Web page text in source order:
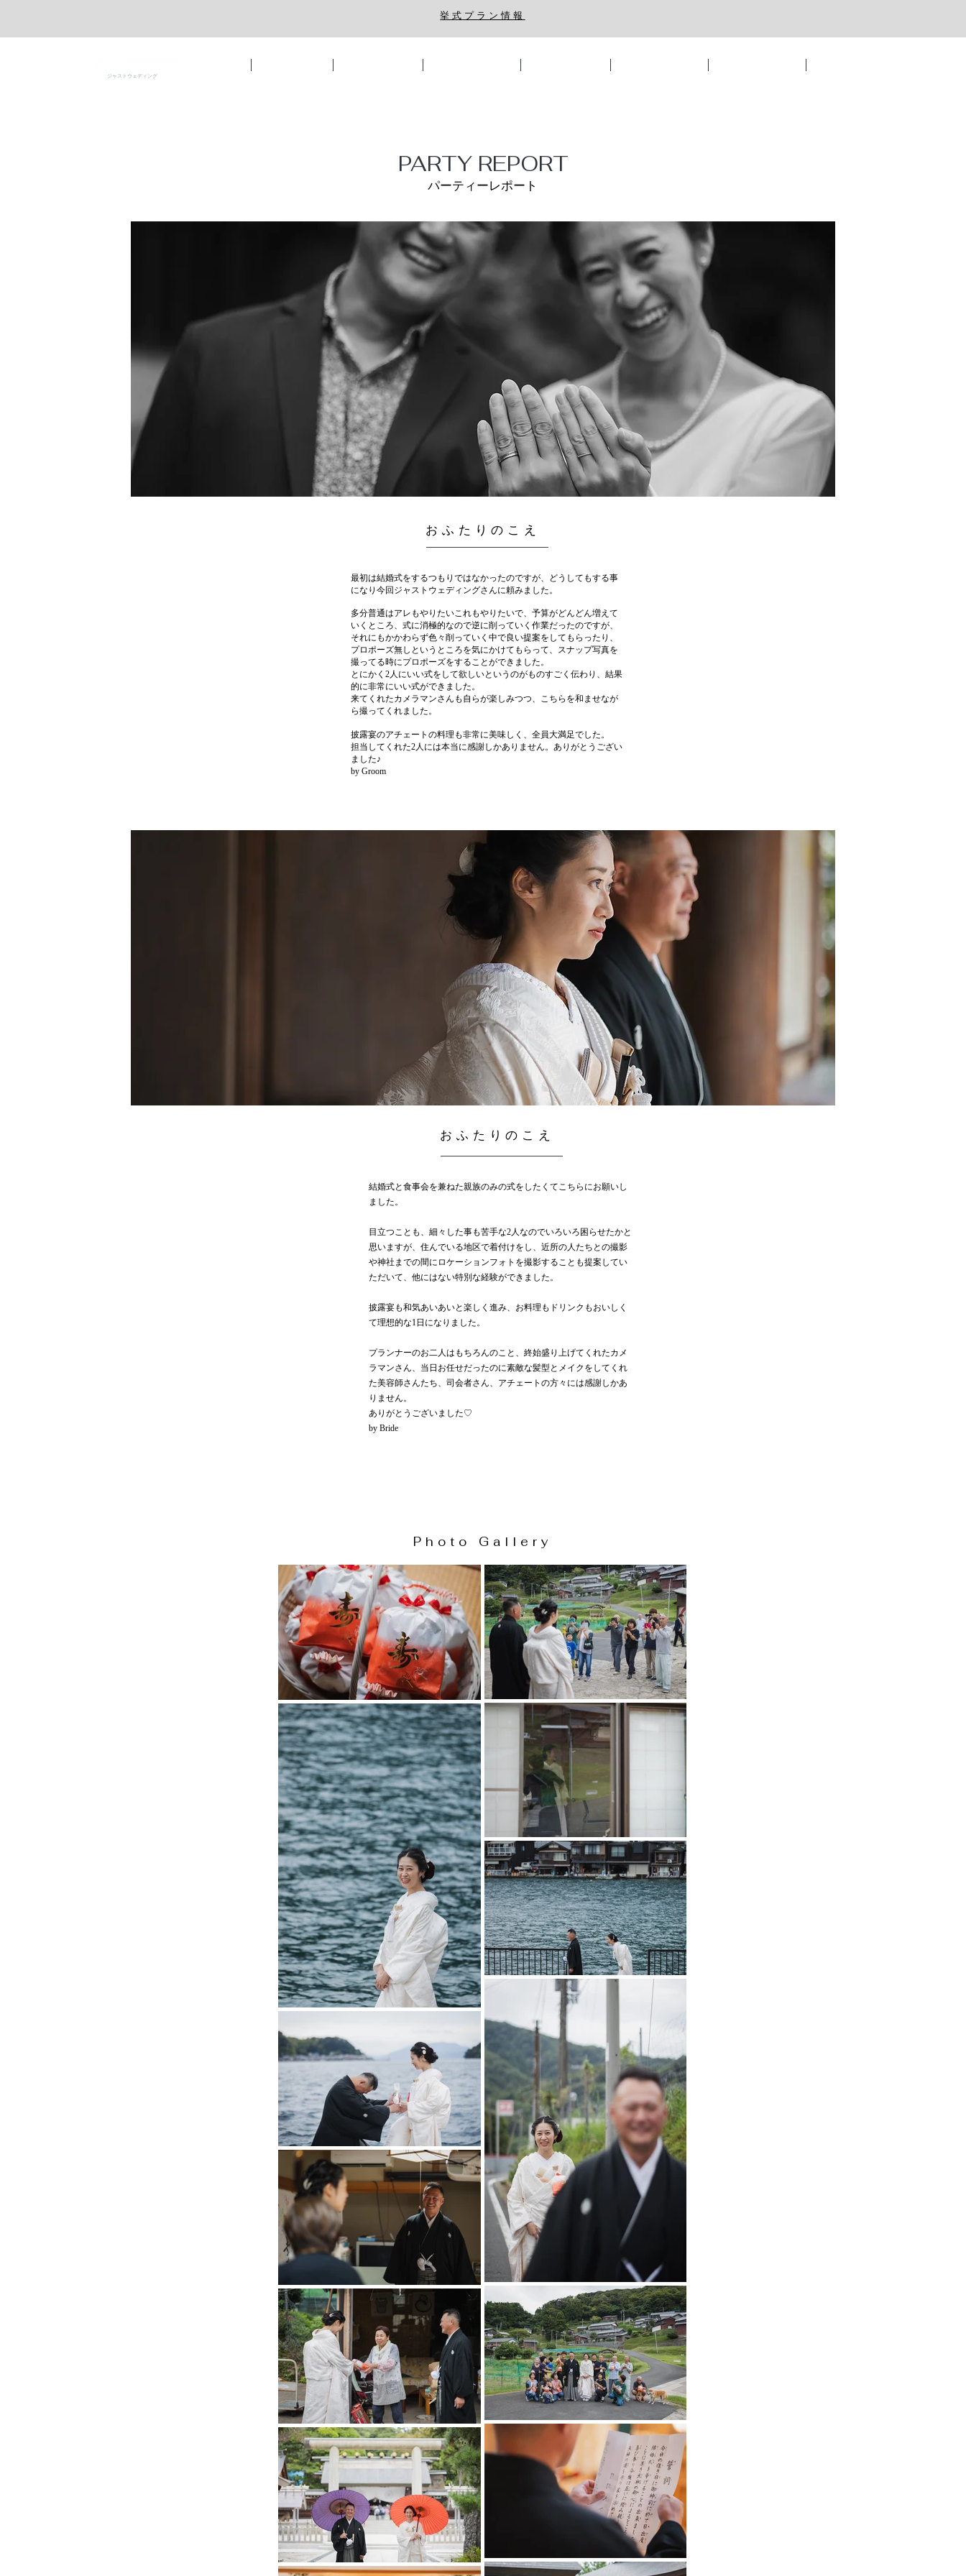
​挙式プラン情報
ジャストウェディング
PARTY REPORT
パーティーレポート
おふたりのこえ
最初は結婚式をするつもりではなかったのですが、どうしてもする事
になり今回ジャストウェディングさんに頼みました。
多分普通はアレもやりたいこれもやりたいで、予算がどんどん増えて
いくところ、式に消極的なので逆に削っていく作業だったのですが、
それにもかかわらず色々削っていく中で良い提案をしてもらったり、
プロポーズ無しというところを気にかけてもらって、スナップ写真を
撮ってる時にプロポーズをすることができました。
とにかく2人にいい式をして欲しいというのがものすごく伝わり、結果
的に非常にいい式ができました。
来てくれたカメラマンさんも自らが楽しみつつ、こちらを和ませなが
ら撮ってくれました。
披露宴のアチェートの料理も非常に美味しく、全員大満足でした。
担当してくれた2人には本当に感謝しかありません。ありがとうござい
ました♪
by Groom
​おふたりのこえ
結婚式と食事会を兼ねた親族のみの式をしたくてこちらにお願いし
ました。
目立つことも、細々した事も苦手な2人なのでいろいろ困らせたかと
思いますが、住んでいる地区で着付けをし、近所の人たちとの撮影
や神社までの間にロケーションフォトを撮影することも提案してい
ただいて、他にはない特別な経験ができました。
披露宴も和気あいあいと楽しく進み、お料理もドリンクもおいしく
て理想的な1日になりました。
プランナーのお二人はもちろんのこと、終始盛り上げてくれたカメ
ラマンさん、当日お任せだったのに素敵な髪型とメイクをしてくれ
た美容師さんたち、司会者さん、アチェートの方々には感謝しかあ
りません。
ありがとうございました♡
by Bride
Photo Gallery